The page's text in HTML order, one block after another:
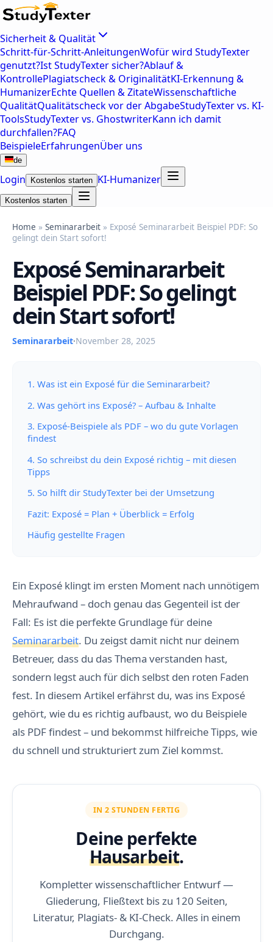
Sicherheit & Qualität
Schritt-für-Schritt-AnleitungenWofür wird StudyTexter
genutzt?Ist StudyTexter sicher?Ablauf &
KontrollePlagiatscheck & OriginalitätKI-Erkennung &
HumanizerEchte Quellen & ZitateWissenschaftliche
QualitätQualitätscheck vor der AbgabeStudyTexter vs. KI-
ToolsStudyTexter vs. GhostwriterKann ich damit
durchfallen?FAQ
BeispieleErfahrungenÜber uns
de
Login Kostenlos starten KI-Humanizer
Kostenlos starten
Home » Seminararbeit » Exposé Seminararbeit Beispiel PDF: So
gelingt dein Start sofort!
Exposé Seminararbeit
Beispiel PDF: So gelingt
dein Start sofort!
Seminararbeit·November 28, 2025
1. Was ist ein Exposé für die Seminararbeit?
2. Was gehört ins Exposé? – Aufbau & Inhalte
3. Exposé-Beispiele als PDF – wo du gute Vorlagen
findest
4. So schreibst du dein Exposé richtig – mit diesen
Tipps
5. So hilft dir StudyTexter bei der Umsetzung
Fazit: Exposé = Plan + Überblick = Erfolg
Häufig gestellte Fragen
Ein Exposé klingt im ersten Moment nach unnötigem
Mehraufwand – doch genau das Gegenteil ist der
Fall: Es ist die perfekte Grundlage für deine
Seminararbeit. Du zeigst damit nicht nur deinem
Betreuer, dass du das Thema verstanden hast,
sondern legst auch für dich selbst den roten Faden
fest. In diesem Artikel erfährst du, was ins Exposé
gehört, wie du es richtig aufbaust, wo du Beispiele
als PDF findest – und bekommst hilfreiche Tipps, wie
du schnell und strukturiert zum Ziel kommst.
IN 2 STUNDEN FERTIG
Deine perfekte
Hausarbeit.
Kompletter wissenschaftlicher Entwurf —
Gliederung, Fließtext bis zu 120 Seiten,
Literatur, Plagiats- & KI-Check. Alles in einem
Durchgang.